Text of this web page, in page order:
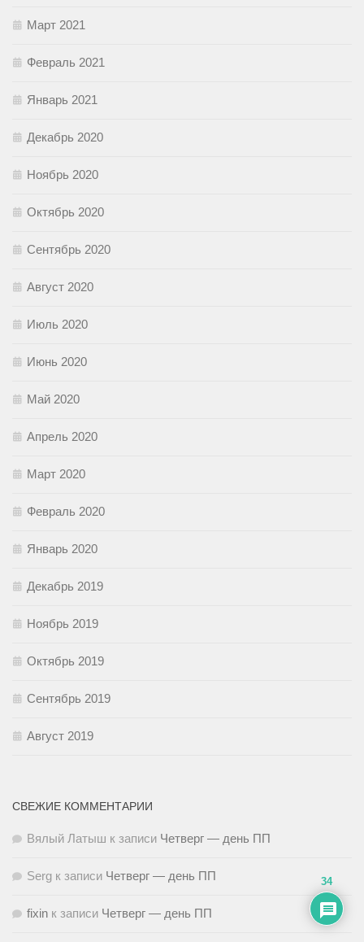
Март 2021
Февраль 2021
Январь 2021
Декабрь 2020
Ноябрь 2020
Октябрь 2020
Сентябрь 2020
Август 2020
Июль 2020
Июнь 2020
Май 2020
Апрель 2020
Март 2020
Февраль 2020
Январь 2020
Декабрь 2019
Ноябрь 2019
Октябрь 2019
Сентябрь 2019
Август 2019
СВЕЖИЕ КОММЕНТАРИИ
Вялый Латыш к записи Четверг — день ПП
Serg к записи Четверг — день ПП
fixin к записи Четверг — день ПП
34